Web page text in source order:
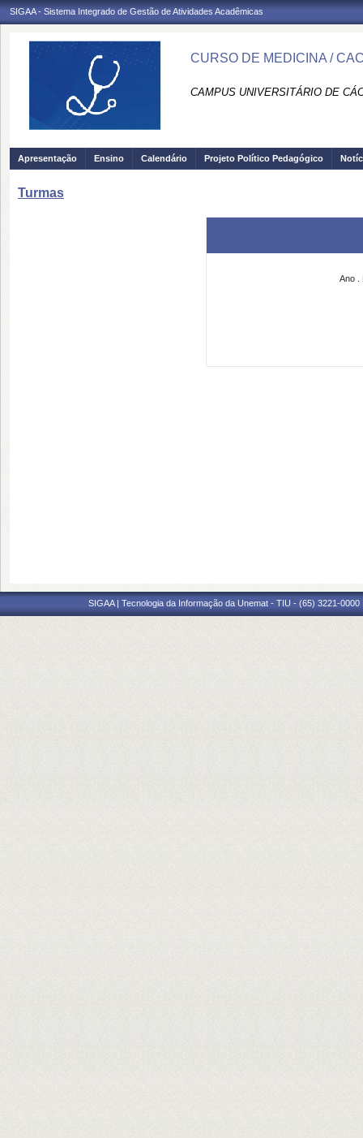
SIGAA - Sistema Integrado de Gestão de Atividades Acadêmicas
CURSO DE MEDICINA /
CAMPUS UNIVERSITÁRIO DE
Apresentação Ensino Calendário Projeto Político Pedagógico
Turmas
Ano .
SIGAA | Tecnologia da Informação da Unemat - TIU - (65) 3221-